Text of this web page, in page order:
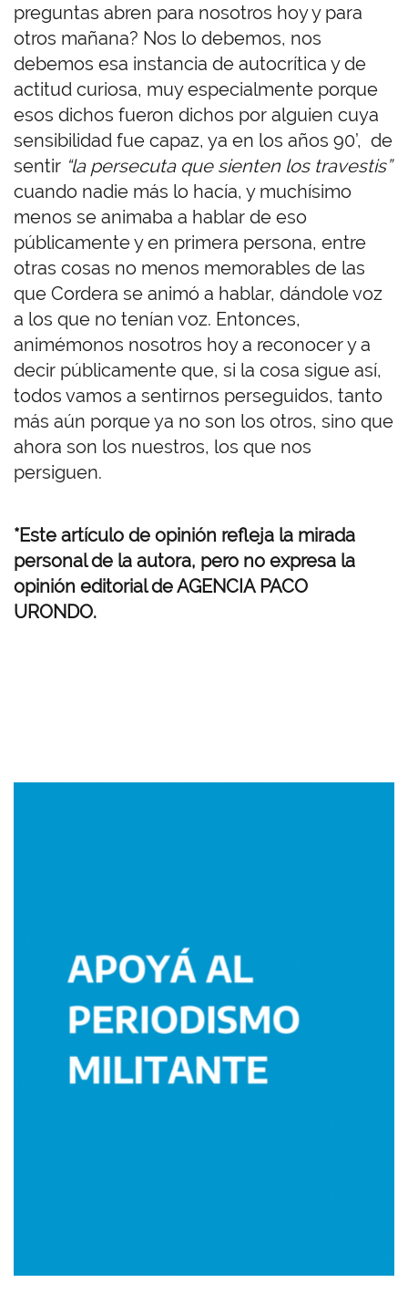
preguntas abren para nosotros hoy y para
otros mañana? Nos lo debemos, nos
debemos esa instancia de autocrítica y de
actitud curiosa, muy especialmente porque
esos dichos fueron dichos por alguien cuya
sensibilidad fue capaz, ya en los años 90’, de
sentir “la persecuta que sienten los travestis”
cuando nadie más lo hacía, y muchísimo
menos se animaba a hablar de eso
públicamente y en primera persona, entre
otras cosas no menos memorables de las
que Cordera se animó a hablar, dándole voz
a los que no tenían voz. Entonces,
animémonos nosotros hoy a reconocer y a
decir públicamente que, si la cosa sigue así,
todos vamos a sentirnos perseguidos, tanto
más aún porque ya no son los otros, sino que
ahora son los nuestros, los que nos
persiguen.
*Este artículo de opinión refleja la mirada
personal de la autora, pero no expresa la
opinión editorial de AGENCIA PACO
URONDO.